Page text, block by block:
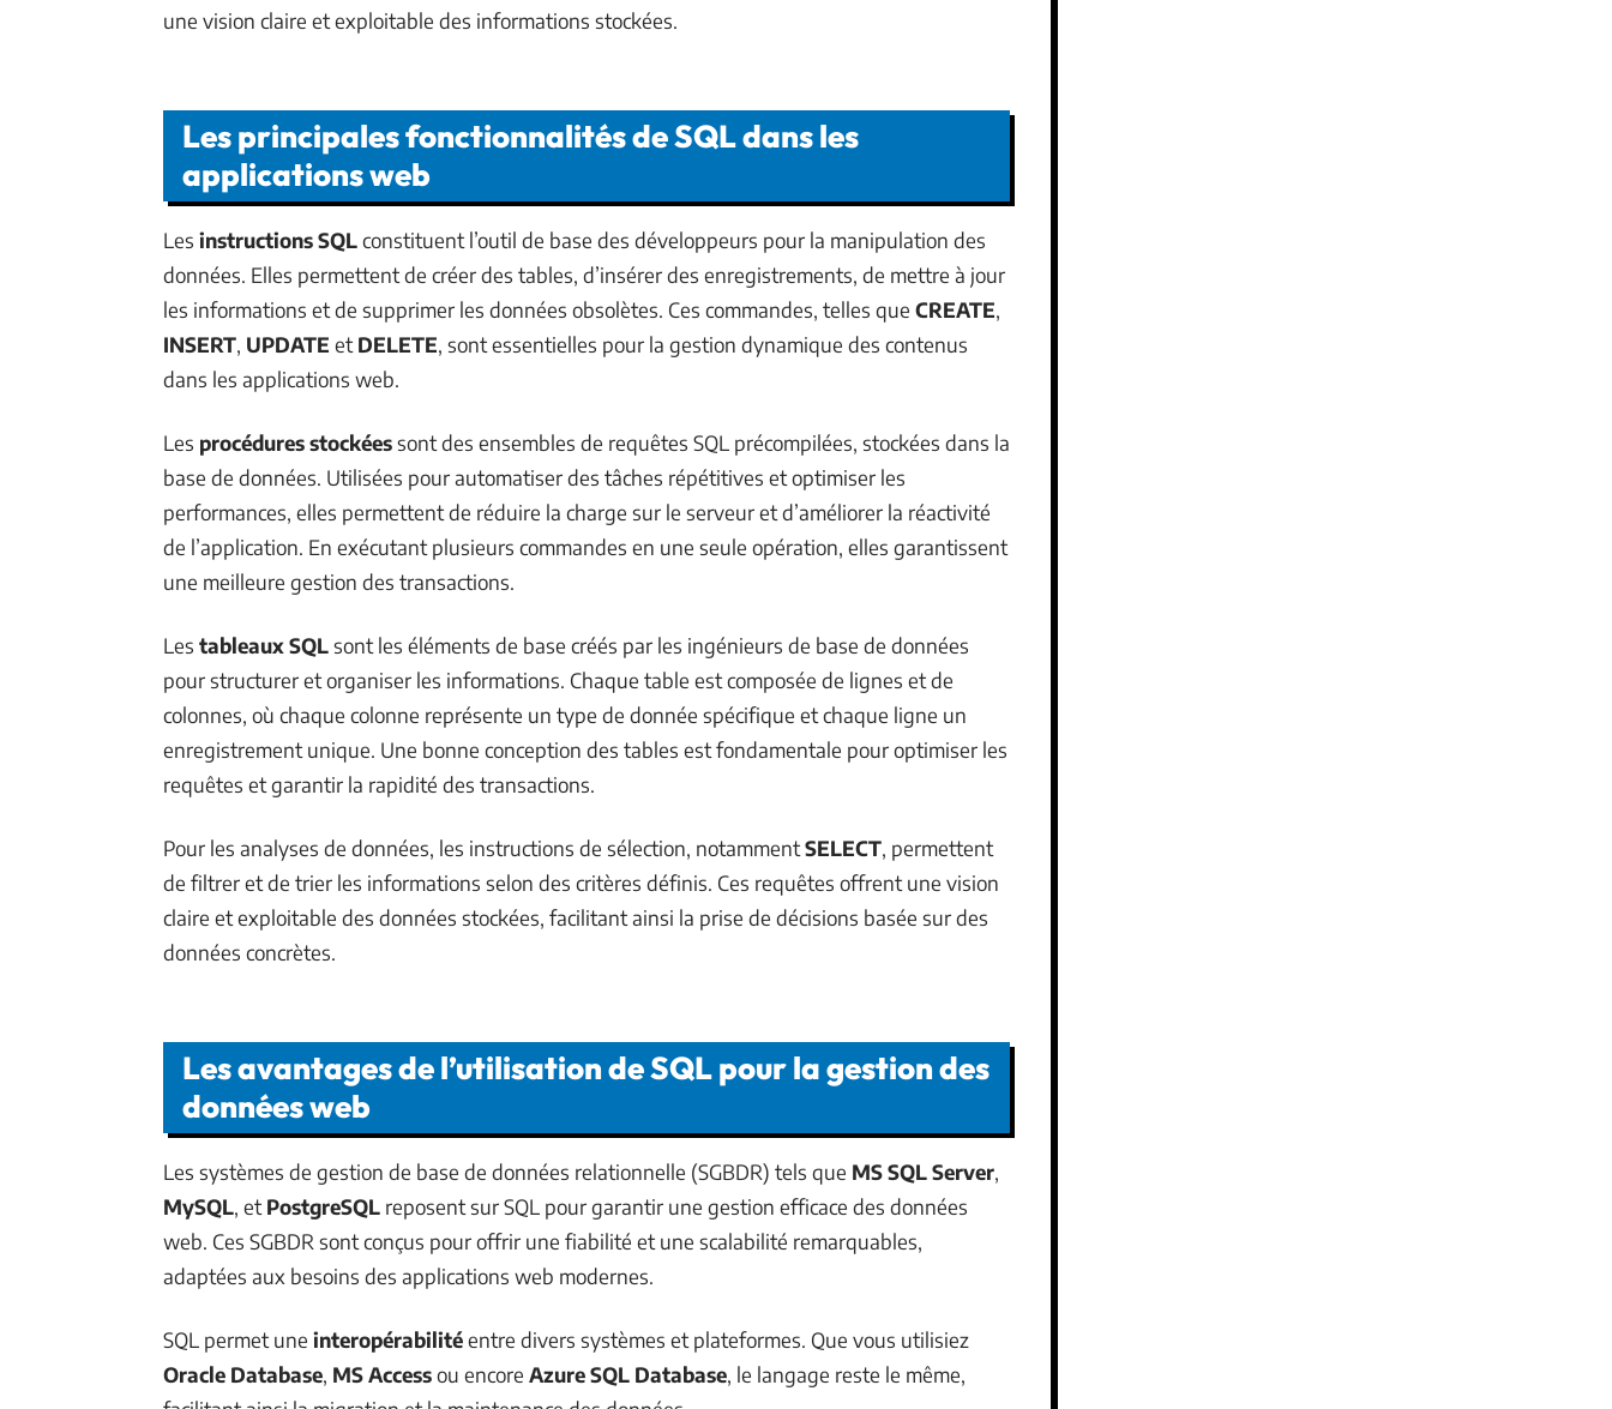
une vision claire et exploitable des informations stockées.
Les principales fonctionnalités de SQL dans les
applications web
Les instructions SQLconstituent l’outil de base des développeurs pour la manipulation des
données. Elles permettent de créer des tables, d’insérer des enregistrements, de mettre à jour
les informations et de supprimer les données obsolètes. Ces commandes, telles que CREATE,
INSERT, UPDATE et DELETE, sont essentielles pour la gestion dynamique des contenus
dans les applications web.
Les procédures stockéessont des ensembles de requêtes SQL précompilées, stockées dans la
base de données. Utilisées pour automatiser des tâches répétitives et optimiser les
performances, elles permettent de réduire la charge sur le serveur et d’améliorer la réactivité
de l’application. En exécutant plusieurs commandes en une seule opération, elles garantissent
une meilleure gestion des transactions.
Les tableaux SQLsont les éléments de base créés par les ingénieurs de base de données
pour structurer et organiser les informations. Chaque table est composée de lignes et de
colonnes, où chaque colonne représente un type de donnée spécifique et chaque ligne un
enregistrement unique. Une bonne conception des tables est fondamentale pour optimiser les
requêtes et garantir la rapidité des transactions.
Pour les analyses de données, les instructions de sélection, notammentSELECT, permettent
de filtrer et de trier les informations selon des critères définis. Ces requêtes offrent une vision
claire et exploitable des données stockées, facilitant ainsi la prise de décisions basée sur des
données concrètes.
Les avantages de l’utilisation de SQL pour la gestion des
données web
Les systèmes de gestion de base de données relationnelle (SGBDR) tels que MS SQL Server,
MySQL, et PostgreSQL reposent sur SQL pour garantir une gestion efficace des données
web. Ces SGBDR sont conçus pour offrir une fiabilité et une scalabilité remarquables,
adaptées aux besoins des applications web modernes.
SQL permet une interopérabilitéentre divers systèmes et plateformes. Que vous utilisiez
Oracle Database, MS Accessou encore Azure SQL Database, le langage reste le même,